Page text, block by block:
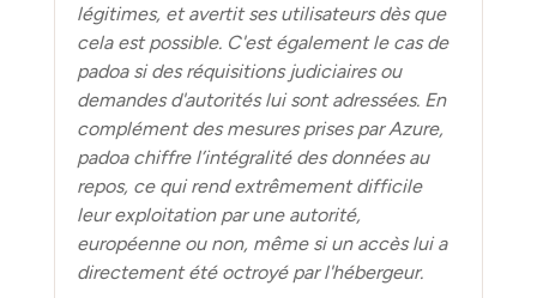
légitimes, et avertit ses utilisateurs dès que
cela est possible. C'est également le cas de
padoa si des réquisitions judiciaires ou
demandes d'autorités lui sont adressées. En
complément des mesures prises par Azure,
padoa chiffre l’intégralité des données au
repos, ce qui rend extrêmement difficile
leur exploitation par une autorité,
européenne ou non, même si un accès lui a
directement été octroyé par l'hébergeur.